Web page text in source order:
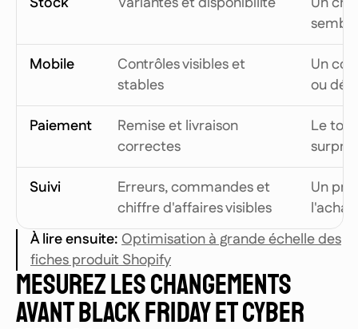
Mobile
Contrôles visibles et
stables
Un
ou
Paiement
Remise et livraison
correctes
Le
Suivi
Erreurs, commandes et
chiffre d'affaires visibles
Un
l'achat
À lire ensuite:Optimisation à grande échelle des
fiches produit Shopify
MESUREZ LES CHANGEMENTS
AVANT BLACK FRIDAY ET CYBER